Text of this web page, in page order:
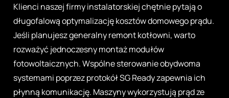
Klienci naszej firmy instalatorskiej chętnie pytają o
długofalową optymalizację kosztów domowego prądu.
Jeśli planujesz generalny remont kotłowni, warto
rozważyć jednoczesny montaż modułów
fotowoltaicznych. Wspólne sterowanie obydwoma
systemami poprzez protokół SG Ready zapewnia ich
płynną komunikację. Maszyny wykorzystują prąd ze